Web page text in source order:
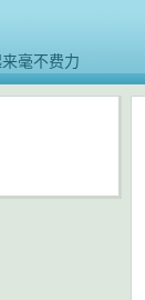
毫不费力